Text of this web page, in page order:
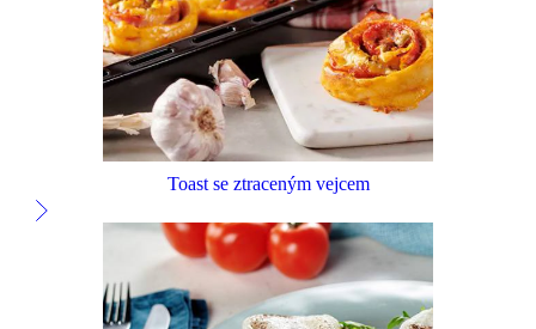
Toast se ztraceným vejcem